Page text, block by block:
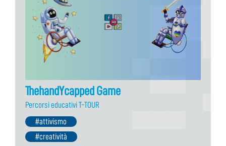
ThehandYcapped Game
Percorsi educativi T-TOUR
#attivismo
#creatività